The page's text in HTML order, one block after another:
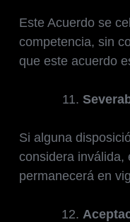
Este Acuerdo se
competencia, sin
que este acuerdo
Si alguna
considera inválida,
permanecerá en